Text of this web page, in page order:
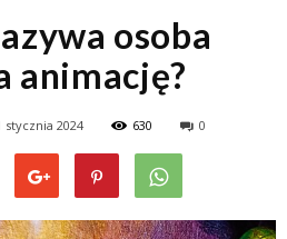
osoba
animację?
stycznia 2024 630 0